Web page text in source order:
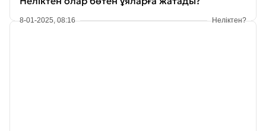
8-01-2025, 08:16 Неліктен?